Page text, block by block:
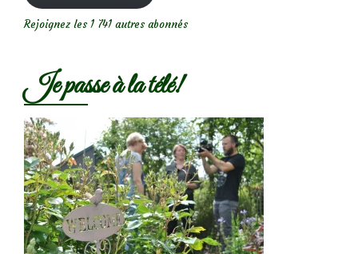
Rejoignez les 1 741 autres abonnés
Je passe à la télé!